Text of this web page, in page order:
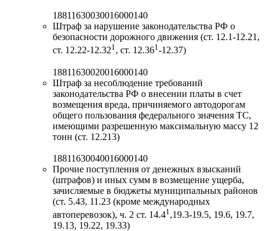
18811630030016000140
Штраф за нарушение законодательства РФ о
безопасности дорожного движения (ст. 12.1-12.21,
ст. 12.22-12.321, ст. 12.361-12.37)
18811630020016000140
Штраф за несоблюдение требований
законодательства РФ о внесении платы в счет
возмещения вреда, причиняемого автодорогам
общего пользования федерального значения ТС,
имеющими разрешенную максимальную массу 12
тонн (ст. 12.213)
18811630040016000140
Прочие поступления от денежных взысканий
(штрафов) и иных сумм в возмещение ущерба,
зачисляемые в бюджеты муниципальных районов
(ст. 5.43, 11.23 (кроме международных
автоперевозок), ч. 2 ст. 14.41 ,19.3-19.5, 19.6, 19.7,
19.13, 19.22, 19.33)